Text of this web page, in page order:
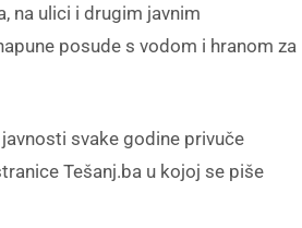
na ulici i drugim javnim
posude s vodom i hranom za
svake godine privuče
Tešanj.ba u kojoj se piše